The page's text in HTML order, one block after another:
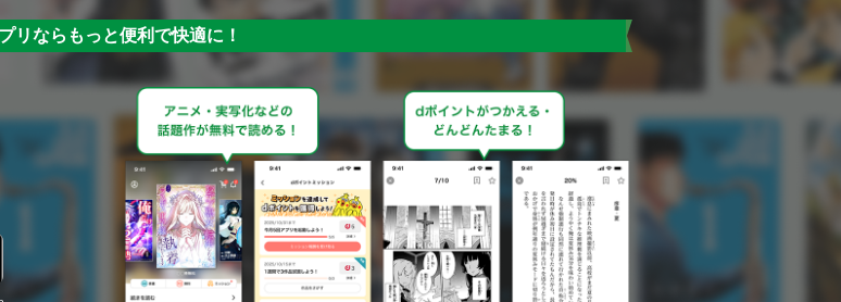
リならもっと便利で快適に！